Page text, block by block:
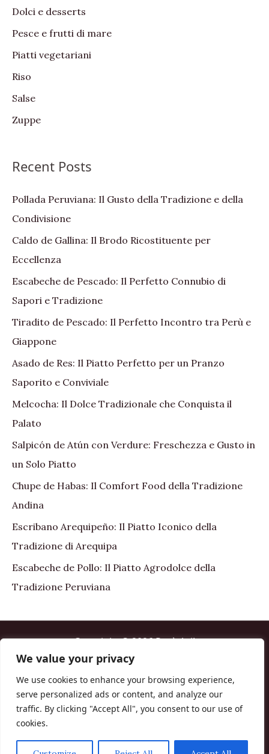
We value your privacy
We use cookies to enhance your browsing experience,
serve personalized ads or content, and analyze our
traffic. By clicking "Accept All", you consent to our use of
cookies.
r
:
Dolci e desserts
Pesce e frutti di mare
Piatti vegetariani
Riso
Salse
Zuppe
Recent Posts
Pollada Peruviana: Il Gusto della Tradizione e della
Condivisione
Caldo de Gallina: Il Brodo Ricostituente per
Eccellenza
Escabeche de Pescado: Il Perfetto Connubio di
Sapori e Tradizione
Tiradito de Pescado: Il Perfetto Incontro tra Perù e
Giappone
Asado de Res: Il Piatto Perfetto per un Pranzo
Saporito e Conviviale
Melcocha: Il Dolce Tradizionale che Conquista il
Palato
Salpicón de Atún con Verdure: Freschezza e Gusto in
un Solo Piatto
Chupe de Habas: Il Comfort Food della Tradizione
Andina
Escribano Arequipeño: Il Piatto Iconico della
Tradizione di Arequipa
Escabeche de Pollo: Il Piatto Agrodolce della
Tradizione Peruviana
Copyright © 2026 Perù Asi!
Home
About me
Contact us
Cookie policy